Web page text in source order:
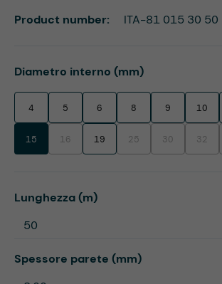
Select
Diametro interno (mm)
4 5 6 8 9 10
15 16(This option is currently unavailable.)
19 25(This option is currently
30(This option is
32(This
Select
Lunghezza (m)
Select
Spessore parete (mm)
Product number: ITA-81 015 30 50